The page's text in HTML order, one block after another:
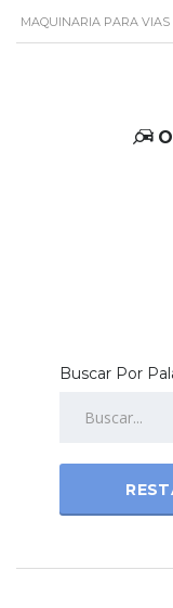
MAQUINARIA PARA VIAS
Buscar Por